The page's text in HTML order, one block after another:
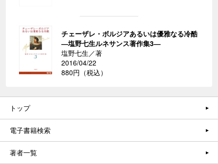
チェーザレ・ボルジアあるいは優雅なる冷酷
―塩野七生ルネサンス著作集3―
塩野七生／著
2016/04/22
880円（税込）
トップ
電子書籍検索
著者一覧